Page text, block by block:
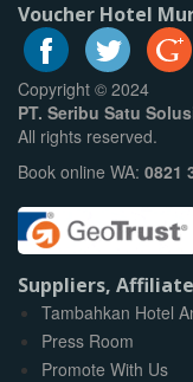
Voucher Hotel
Copyright © 2024
PT. Seribu Satu
All rights reserved.
Book online WA: 0821
Suppliers,
Tambahkan Hotel
Press Room
Promote With Us